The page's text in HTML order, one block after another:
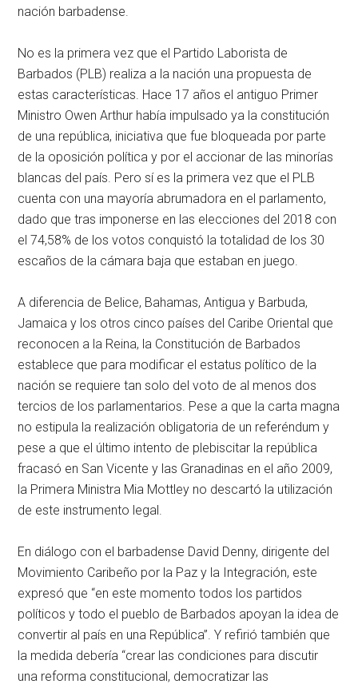
nación barbadense.
No es la primera vez que el Partido Laborista de
Barbados (PLB) realiza a la nación una propuesta de
estas características. Hace 17 años el antiguo Primer
Ministro Owen Arthur había impulsado ya la constitución
de una república, iniciativa que fue bloqueada por parte
de la oposición política y por el accionar de las minorías
blancas del país. Pero sí es la primera vez que el PLB
cuenta con una mayoría abrumadora en el parlamento,
dado que tras imponerse en las elecciones del 2018 con
el 74,58% de los votos conquistó la totalidad de los 30
escaños de la cámara baja que estaban en juego.
A diferencia de Belice, Bahamas, Antigua y Barbuda,
Jamaica y los otros cinco países del Caribe Oriental que
reconocen a la Reina, la Constitución de Barbados
establece que para modificar el estatus político de la
nación se requiere tan solo del voto de al menos dos
tercios de los parlamentarios. Pese a que la carta magna
no estipula la realización obligatoria de un referéndum y
pese a que el último intento de plebiscitar la república
fracasó en San Vicente y las Granadinas en el año 2009,
la Primera Ministra Mia Mottley no descartó la utilización
de este instrumento legal.
En diálogo con el barbadense David Denny, dirigente del
Movimiento Caribeño por la Paz y la Integración, este
expresó que “en este momento todos los partidos
políticos y todo el pueblo de Barbados apoyan la idea de
convertir al país en una República”. Y refirió también que
la medida debería “crear las condiciones para discutir
una reforma constitucional, democratizar las